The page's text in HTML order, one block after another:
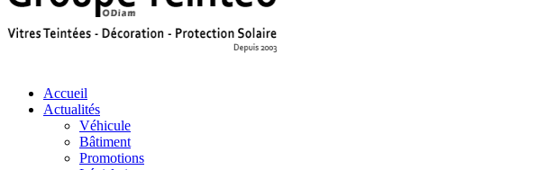
Accueil
Actualités
Véhicule
Bâtiment
Promotions